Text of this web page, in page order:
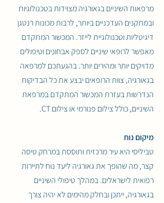
מרפאות השיניים בגאורגיה מצוידות בטכנולוגיות
ובמתקנים העדכניים ביותר, לרבות מכונות רנטגן
דיגיטליות וטכנולוגיית לייזר. המכשור המתקדם
מאפשר לרופאי שיניים לספק אבחונים וטיפולים
מדויקים יותר ומהירים יותר. בהגעתכם למרפאה
בגאורגיה, צוות הרופאים יבצע את כל הבדיקות
הנדרשות בעזרת המכשור המתקדם במרפאת
השיניים, כולל צילום פנורמי או צילום CT.
מיקום נוח
טביליסי היא עיר מרכזית ותוססת במרחק טיסה
קצר, מה שהופך את גאורגיה ליעד נוח לתיירות
רפואית לישראלים. במהלך טיפולי השיניים
בגאורגיה, ייתכן ובחלק מהימים לא יהיה צורך